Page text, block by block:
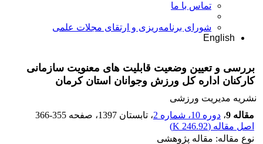
تماس با ما
شورای برنامه‌ریزی و ارتقای مجلات علمی
English
بررسی و تعیین وضعیت قابلیت های معنویت سازمانی
کارکنان اداره کل ورزش وجوانان استان کرمان
نشریه مدیریت ورزشی
مقاله 9
، دوره 10، شماره 2 ، تابستان 1397 ، صفحه 366-355
اصل مقاله (246.92 K
)
نوع مقاله: مقاله پژوهشی